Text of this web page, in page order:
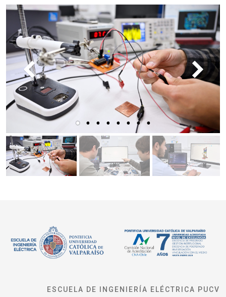
ESCUELA DE INGENIERÍA ELÉCTRICA PUCV